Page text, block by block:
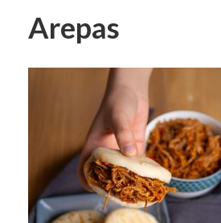
Arepas